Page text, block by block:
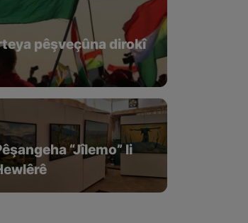
pêşveçûna dirokî
“Jîlemo” li